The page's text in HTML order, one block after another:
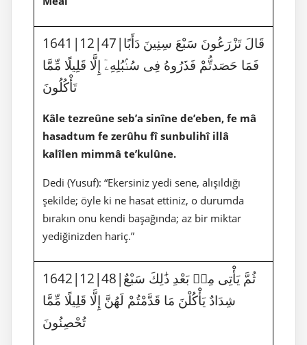
1641|12|47|قَالَ تَزْرَعُونَ سَبْعَ سِنِينَ دَأَبًا
فَمَا حَصَدتُّمْ فَذَرُوهُ فِى سُنۢبُلِهِۦٓ إِلَّا قَلِيلًا مِّمَّا
تَأْكُلُونَ
Kâle tezreûne seb’a sinîne de’eben, fe mâ
hasadtum fe zerûhu fî sunbulihî illâ
kalîlen mimmâ te’kulûne.
Dedi (Yusuf): “Ekersiniz yedi sene, alışıldığı
şekilde; öyle ki ne hasat ettiniz, o durumda
bırakın onu kendi başağında; az bir miktar
yediğinizden hariç.”
1642|12|48|ثُمَّ يَأْتِى مِنۢ بَعْدِ ذَٰلِكَ سَبْعٌ
شِدَادٌ يَأْكُلْنَ مَا قَدَّمْتُمْ لَهُنَّ إِلَّا قَلِيلًا مِّمَّا
تُحْصِنُونَ